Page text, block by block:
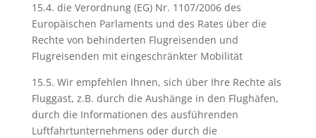
15.4. die Verordnung (EG) Nr. 1107/2006 des
Europäischen Parlaments und des Rates über die
Rechte von behinderten Flugreisenden und
Flugreisenden mit eingeschränkter Mobilität
15.5. Wir empfehlen Ihnen, sich über Ihre Rechte als
Fluggast, z.B. durch die Aushänge in den Flughäfen,
durch die Informationen des ausführenden
Luftfahrtunternehmens oder durch die